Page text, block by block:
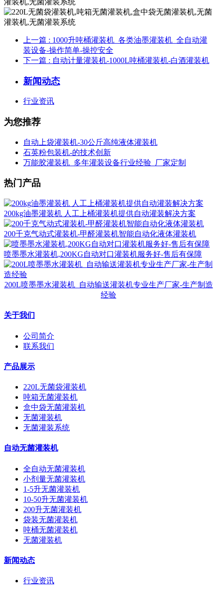
上一篇 : 1000升吨桶灌装机_各类油墨灌装机_全自动灌
装设备-操作简单-操控安全
下一篇 : 自动计量灌装机-1000L吨桶灌装机-白酒灌装机
新闻动态
行业资讯
为您推荐
自动上袋灌装机-30公斤高纯液体灌装机
石英粉包装机-的技术创新
万能胶灌装机_多年灌装设备行业经验_厂家定制
热门产品
200kg油墨灌装机 人工上桶灌装机提供自动灌装解决方案
200千克气动式灌装机-甲醛灌装机智能自动化液体灌装机
喷墨墨水灌装机,200KG自动对口灌装机服务好-售后有保障
200L喷墨墨水灌装机_自动输送灌装机专业生产厂家-生产制造
经验
关于我们
公司简介
联系我们
产品展示
220L无菌袋灌装机
吨箱无菌灌装机
盒中袋无菌灌装机
无菌灌装机
无菌灌装系统
自动无菌灌装机
全自动无菌灌装机
小剂量无菌灌装机
1-5升无菌灌装机
10-50升无菌灌装机
200升无菌灌装机
袋装无菌灌装机
吨桶无菌灌装机
无菌灌装机
新闻动态
行业资讯